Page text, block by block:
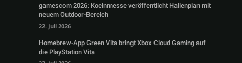
gamescom 2026: Koelnmesse veröffentlicht Hallenplan mit
neuem Outdoor-Bereich
22. Juli 2026
Homebrew-App Green Vita bringt Xbox Cloud Gaming auf
die PlayStation Vita